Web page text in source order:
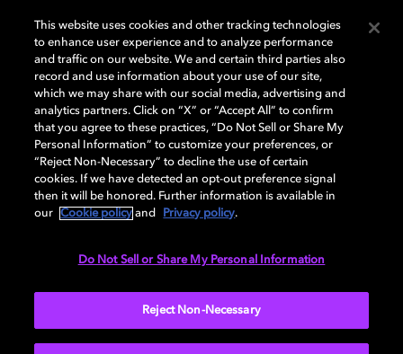
L’espace colorimétrique passe de millions à des
milliards de couleurs.
This website uses cookies and other tracking technologies
to enhance user experience and to analyze performance
and traffic on our website. We and certain third parties also
record and use information about your use of our site,
which we may share with our social media, advertising and
analytics partners. Click on “X” or “Accept All” to confirm
that you agree to these practices, “Do Not Sell or Share My
Personal Information” to customize your preferences, or
“Reject Non-Necessary” to decline the use of certain
cookies. If we have detected an opt-out preference signal
then it will be honored. Further information is available in
our
Cookie policy and Privacy policy.
Do Not Sell or Share My Personal Information
Reject Non-Necessary